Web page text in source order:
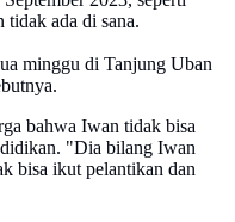
ada di sana.
minggu di Tanjung Uban
bahwa Iwan tidak bisa
"Dia bilang Iwan
bisa ikut pelantikan dan